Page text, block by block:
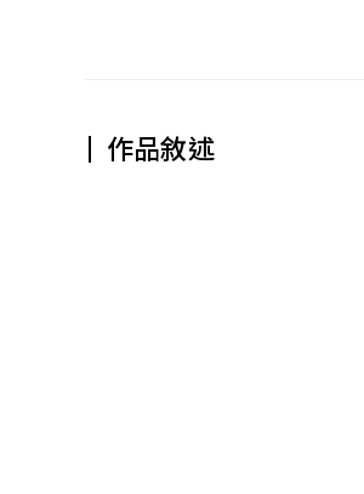
作品敘述